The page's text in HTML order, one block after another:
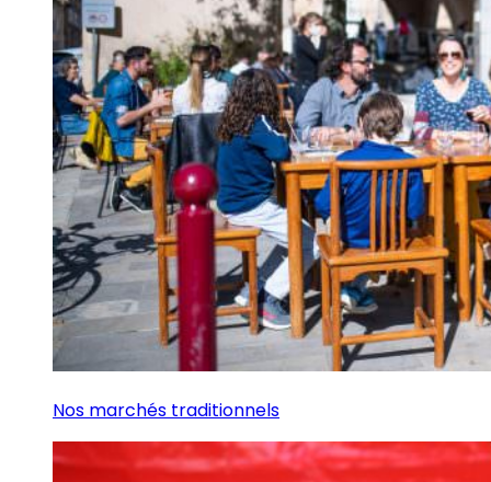
Nos marchés traditionnels